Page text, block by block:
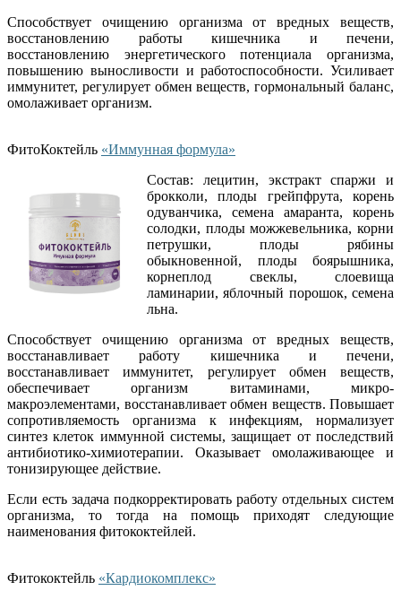
Способствует очищению организма от вредных веществ,
восстановлению работы кишечника и печени,
восстановлению энергетического потенциала организма,
повышению выносливости и работоспособности. Усиливает
иммунитет, регулирует обмен веществ, гормональный баланс,
омолаживает организм.
ФитоКоктейль «Иммунная формула»
Состав: лецитин, экстракт спаржи и
брокколи, плоды грейпфрута, корень
одуванчика, семена амаранта, корень
солодки, плоды можжевельника, корни
петрушки, плоды рябины
обыкновенной, плоды боярышника,
корнеплод свеклы, слоевища
ламинарии, яблочный порошок, семена
льна.
Способствует очищению организма от вредных веществ,
восстанавливает работу кишечника и печени,
восстанавливает иммунитет, регулирует обмен веществ,
обеспечивает организм витаминами, микро-
макроэлементами, восстанавливает обмен веществ. Повышает
сопротивляемость организма к инфекциям, нормализует
синтез клеток иммунной системы, защищает от последствий
антибиотико-химиотерапии. Оказывает омолаживающее и
тонизирующее действие.
Если есть задача подкорректировать работу отдельных систем
организма, то тогда на помощь приходят следующие
наименования фитококтейлей.
Фитококтейль «Кардиокомплекс»